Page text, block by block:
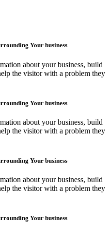
Your business
about your business, build
the visitor with a problem they
Your business
about your business, build
the visitor with a problem they
Your business
about your business, build
the visitor with a problem they
Your business